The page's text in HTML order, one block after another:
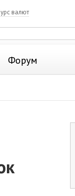
валют
Форум